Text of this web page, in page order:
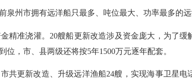
州市拥有远洋船只最多、吨位最大、功率最多的远
准浇灌。20艘船更新改造涉及资金庞大，为了缓
，市、县两级还将按5年1500万元逐年配套。
更新改造、升级远洋渔船24艘，实现海事卫星电